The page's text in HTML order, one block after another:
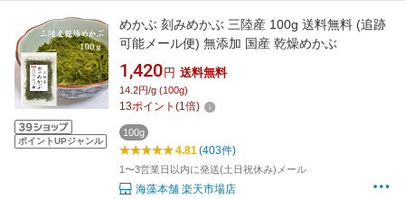
ポイントUPジャンル
めかぶ 刻みめかぶ 三陸産 100g 送料無料 (追跡
可能メール便) 無添加 国産 乾燥めかぶ
1,420 円 送料無料
14.2円/g (100g)
13ポイント (1倍)
100g
4.81(403件)
1〜3営業日以内に発送(土日祝休み)メール
海藻本舗 楽天市場店